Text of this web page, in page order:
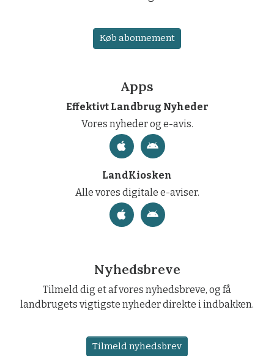
Køb abonnement
Apps
Effektivt Landbrug Nyheder
Vores nyheder og e-avis.
LandKiosken
Alle vores digitale e-aviser.
Nyhedsbreve
Tilmeld dig et af vores nyhedsbreve, og få
landbrugets vigtigste nyheder direkte i indbakken.
Tilmeld nyhedsbrev